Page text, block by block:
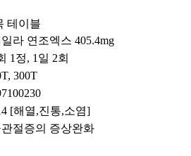
테이블
라 연조엑스 405.4mg
1정, 1일 2회
300T
[해열,진통,소염]
관절증의 증상완화